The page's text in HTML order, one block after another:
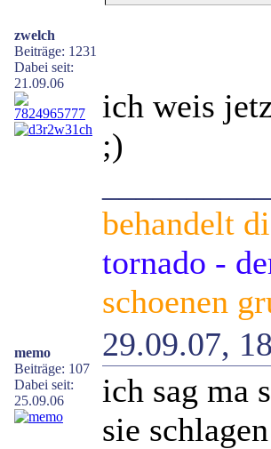
zwelch
Beiträge: 1231
Dabei seit:
21.09.06
ich weis
;)
behandelt
tornado -
schoenen
memo
Beiträge: 107
Dabei seit:
25.09.06
29.09.07,
ich sag ma
sie